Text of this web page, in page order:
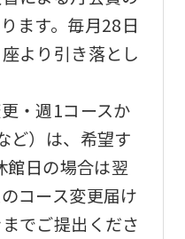
ます。毎月28日
より引き落とし
・週1コースか
ど）は、希望す
館日の場合は翌
コース変更届け
でご提出くださ